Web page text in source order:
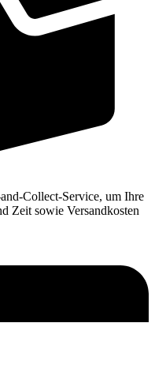
Collect-Service, um Ihre
Zeit sowie Versandkosten